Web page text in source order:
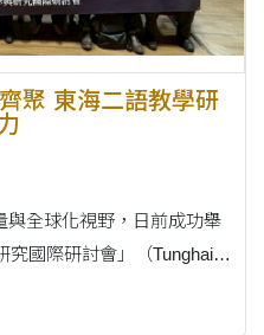
聚 東海二語教學研
與全球化視野，日前成功舉
究國際研討會」（Tunghai
Language Teaching and
、歐洲、北美及非洲等17個